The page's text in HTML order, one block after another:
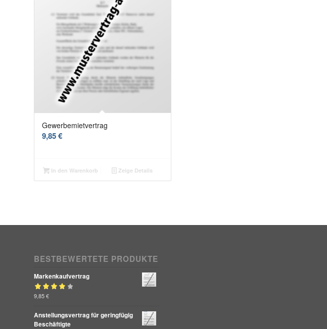
Gewerbemietvertrag
9,85€
In den Warenkorb Zeige Details
BESTBEWERTETE PRODUKTE
Markenkaufvertrag
Bewertet mit
9,85€
Anstellungsvertrag für geringfügig
Beschäftigte